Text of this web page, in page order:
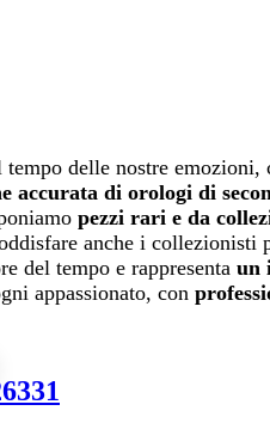
delle nostre emozioni,
accurata di orologi di
pezzi rari e da
anche i collezionisti
del tempo e rappresenta un
appassionato, con